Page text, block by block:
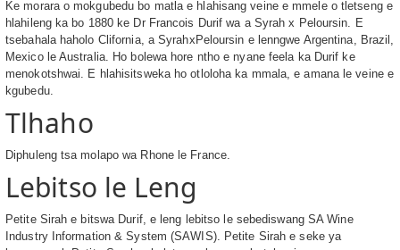
Ke morara o mokgubedu bo matla e hlahisang veine e mmele o tletseng e
hlahileng ka bo 1880 ke Dr Francois Durif wa a Syrah x Peloursin. E
tsebahala haholo Clifornia, a SyrahxPeloursin e lenngwe Argentina, Brazil,
Mexico le Australia. Ho bolewa hore ntho e nyane feela ka Durif ke
menokotshwai. E hlahisitsweka ho otloloha ka mmala, e amana le veine e
kgubedu.
Tlhaho
Diphuleng tsa molapo wa Rhone le France.
Lebitso le Leng
Petite Sirah e bitswa Durif, e leng lebitso le sebediswang SA Wine
Industry Information & System (SAWIS). Petite Sirah e seke ya